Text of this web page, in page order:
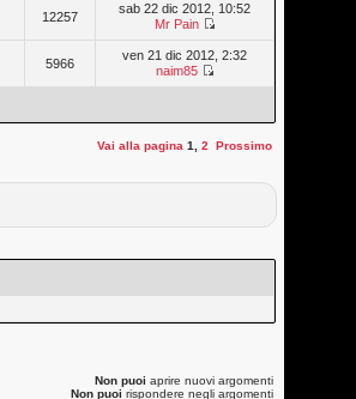
12257
sab 22 dic 2012, 10:52
Mr Pain
5966
ven 21 dic 2012, 2:32
naim85
Vai alla pagina 1 ,2 Prossimo
Non puoi aprire nuovi argomenti
Non puoi rispondere negli argomenti